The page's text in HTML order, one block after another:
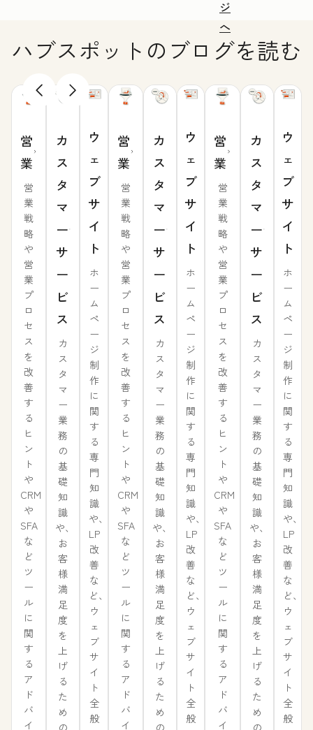
ジ
へ
ハブスポットのブログを読む
営
業
営
業
戦
略
や
営
業
プ
ロ
セ
ス
を
改
善
す
る
ヒ
ン
ト
や
CRM
や
SFA
な
ど
ツ
ー
ル
に
関
す
る
ア
ド
バ
イ
カ
ス
タ
マ
ー
サ
ー
ビ
ス
カ
ス
タ
マ
ー
業
務
の
基
礎
知
識
や、
お
客
様
満
足
度
を
上
げ
る
た
め
の
ウ
ェ
ブ
サ
イ
ト
ホ
ー
ム
ペ
ー
ジ
制
作
に
関
す
る
専
門
知
識
や、
LP
改
善
な
ど、
ウ
ェ
ブ
サ
イ
ト
全
般
営
業
営
業
戦
略
や
営
業
プ
ロ
セ
ス
を
改
善
す
る
ヒ
ン
ト
や
CRM
や
SFA
な
ど
ツ
ー
ル
に
関
す
る
ア
ド
バ
イ
カ
ス
タ
マ
ー
サ
ー
ビ
ス
カ
ス
タ
マ
ー
業
務
の
基
礎
知
識
や、
お
客
様
満
足
度
を
上
げ
る
た
め
の
ウ
ェ
ブ
サ
イ
ト
ホ
ー
ム
ペ
ー
ジ
制
作
に
関
す
る
専
門
知
識
や、
LP
改
善
な
ど、
ウ
ェ
ブ
サ
イ
ト
全
般
営
業
営
業
戦
略
や
営
業
プ
ロ
セ
ス
を
改
善
す
る
ヒ
ン
ト
や
CRM
や
SFA
な
ど
ツ
ー
ル
に
関
す
る
ア
ド
バ
イ
カ
ス
タ
マ
ー
サ
ー
ビ
ス
カ
ス
タ
マ
ー
業
務
の
基
礎
知
識
や、
お
客
様
満
足
度
を
上
げ
る
た
め
の
ウ
ェ
ブ
サ
イ
ト
ホ
ー
ム
ペ
ー
ジ
制
作
に
関
す
る
専
門
知
識
や、
LP
改
善
な
ど、
ウ
ェ
ブ
サ
イ
ト
全
般